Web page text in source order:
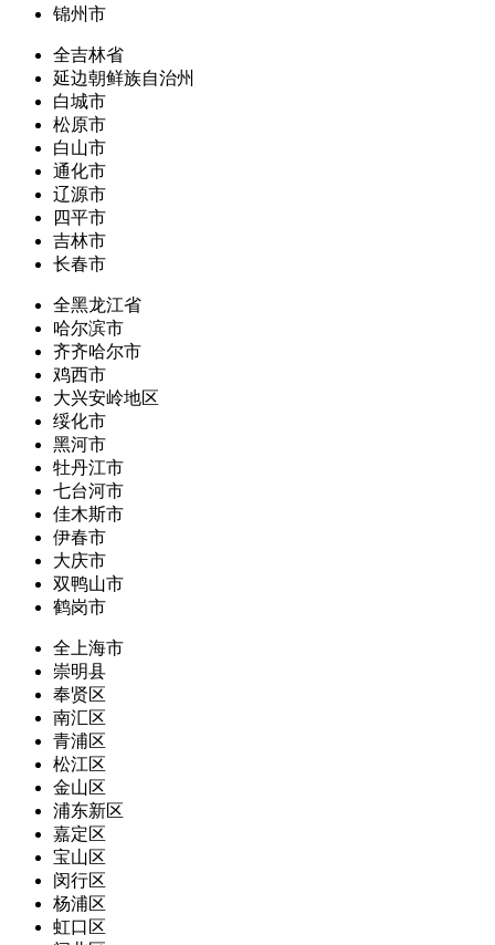
锦州市
全吉林省
延边朝鲜族自治州
白城市
松原市
白山市
通化市
辽源市
四平市
吉林市
长春市
全黑龙江省
哈尔滨市
齐齐哈尔市
鸡西市
大兴安岭地区
绥化市
黑河市
牡丹江市
七台河市
佳木斯市
伊春市
大庆市
双鸭山市
鹤岗市
全上海市
崇明县
奉贤区
南汇区
青浦区
松江区
金山区
浦东新区
嘉定区
宝山区
闵行区
杨浦区
虹口区